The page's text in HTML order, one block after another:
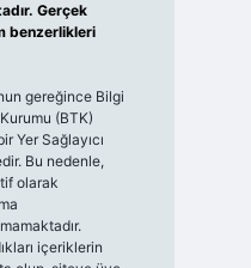
Gerçek
benzerlikleri
gereğince Bilgi
(BTK)
Yer Sağlayıcı
Bu nedenle,
olarak
içeriklerin